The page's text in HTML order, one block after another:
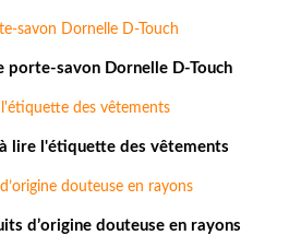
porte-savon Dornelle D-Touch
lire l'étiquette des vêtements
d’origine douteuse en rayons